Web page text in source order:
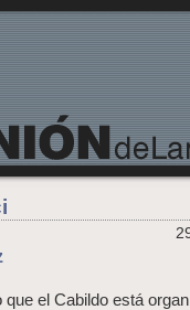
que el Cabildo está